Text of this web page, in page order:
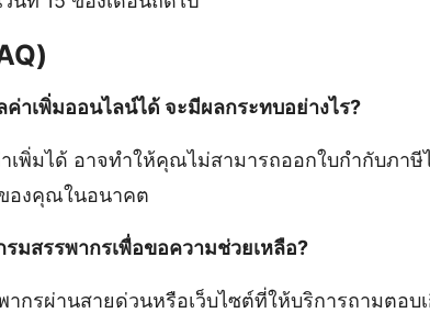
าเพิ่มออนไลน์ได้ จะมีผลกระทบอย่างไร?
เพิ่มได้ อาจทำให้คุณไม่สามารถออกใบกำกับภาษี
องคุณในอนาคต
มสรรพากรเพื่อขอความช่วยเหลือ?
กรผ่านสายด่วนหรือเว็บไซต์ที่ให้บริการถามตอบ